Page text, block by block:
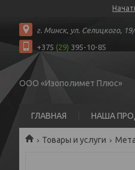
г. Минск, ул. Селицкого,
+375 (29) 395-10-85
ООО «Изополимет Плюс»
ГЛАВНАЯ НАША
Товары и услуги